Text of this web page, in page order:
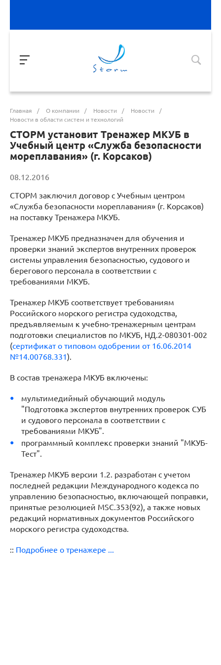
Главная / О компании / Новости / Новости
/
Новости в области систем и технологий
СТОРМ установит Тренажер МКУБ в
Учебный центр «Служба безопасности
мореплавания» (г. Корсаков)
08.12.2016
СТОРМ заключил договор с Учебным центром
«Служба безопасности мореплавания» (г. Корсаков)
на поставку Тренажера МКУБ.
Тренажер МКУБ предназначен для обучения и
проверки знаний экспертов внутренних проверок
системы управления безопасностью, судового и
берегового персонала в соответствии с
требованиями МКУБ.
Тренажер МКУБ соответствует требованиям
Российского морского регистра судоходства,
предъявляемым к учебно-тренажерным центрам
подготовки специалистов по МКУБ, НД.2-080301-002
(сертификат о типовом одобрении от 16.06.2014
№14.00768.331).
В состав тренажера МКУБ включены:
мультимедийный обучающий модуль
"Подготовка экспертов внутренних проверок СУБ
и судового персонала в соответствии с
требованиями МКУБ".
программный комплекс проверки знаний "МКУБ-
Тест".
Тренажер МКУБ версии 1.2. разработан с учетом
последней редакции Международного кодекса по
управлению безопасностью, включающей поправки,
принятые резолюцией MSC.353(92), а также новых
редакций нормативных документов Российского
морского регистра судоходства.
:: Подробнее о тренажере ...